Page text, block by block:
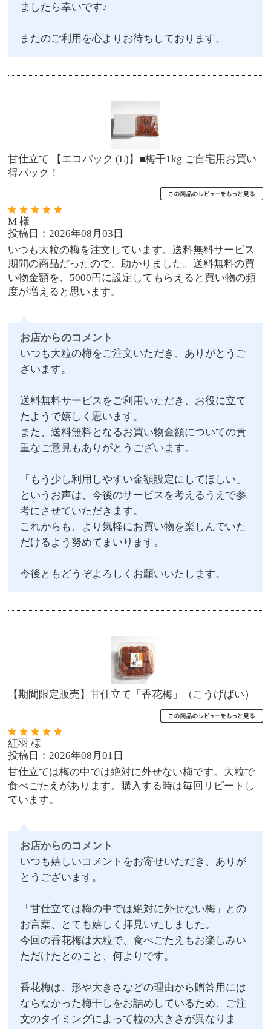
ましたら幸いです♪
またのご利用を心よりお待ちしております。
甘仕立て 【エコパック (L)】■梅干1kg ご自宅用お買い
得パック！
M 様
投稿日：2026年08月03日
いつも大粒の梅を注文しています。送料無料サービス
期間の商品だったので、助かりました。送料無料の買
い物金額を、5000円に設定してもらえると買い物の頻
度が増えると思います。
お店からのコメント
いつも大粒の梅をご注文いただき、ありがとうご
ざいます。
送料無料サービスをご利用いただき、お役に立て
たようで嬉しく思います。
また、送料無料となるお買い物金額についての貴
重なご意見もありがとうございます。
「もう少し利用しやすい金額設定にしてほしい」
というお声は、今後のサービスを考えるうえで参
考にさせていただきます。
これからも、より気軽にお買い物を楽しんでいた
だけるよう努めてまいります。
今後ともどうぞよろしくお願いいたします。
【期間限定販売】甘仕立て「香花梅」（こうげばい）
紅羽 様
投稿日：2026年08月01日
甘仕立ては梅の中では絶対に外せない梅です。大粒で
食べごたえがあります。購入する時は毎回リピートし
ています。
お店からのコメント
いつも嬉しいコメントをお寄せいただき、ありが
とうございます。
「甘仕立ては梅の中では絶対に外せない梅」との
お言葉、とても嬉しく拝見いたしました。
今回の香花梅は大粒で、食べごたえもお楽しみい
ただけたとのこと、何よりです。
香花梅は、形や大きさなどの理由から贈答用には
ならなかった梅干しをお詰めしているため、ご注
文のタイミングによって粒の大きさが異なりま